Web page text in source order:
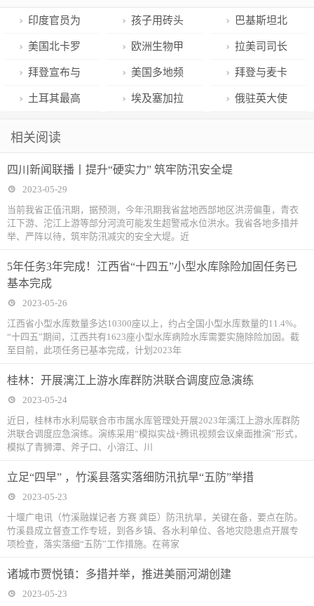
印度官员为
捞手机下令抽
水排干水库，
遭投诉后被停
孩子用砖头
敲断钟乳石装
进口袋带走，
家长面对提醒
巴基斯坦北
部山区雪崩致
11人丧生25人
受伤，包括4
美国北卡罗
来纳州一公交
车上发生枪击
欧洲生物甲
烷发展瓶颈待
解
拉美司司长
蔡伟出席加勒
比驻华使团文
拜登宣布与
美众议长麦卡
协议
美国多地频
发商店遭抢劫
拜登与麦卡
锡就提高债务
土耳其最高
埃尔多安赢得
埃及塞加拉
坊
俄驻英大使
但有两个条件
相关阅读
四川新闻联播丨提升“硬实力” 筑牢防汛安全堤
2023-05-29
当前我省正值汛期，据预测，今年汛期我省盆地西部地区洪涝偏重，青衣
江下游、沱江上游等部分河流可能发生超警戒水位洪水。我省各地多措并
举、严阵以待，筑牢防汛减灾的安全大堤。近
5年任务3年完成！江西省“十四五”小型水库除险加固任务已
基本完成
2023-05-26
江西省小型水库数量多达10300座以上，约占全国小型水库数量的11.4%。
“十四五”期间，江西共有1623座小型水库病险水库需要实施除险加固。截
至目前，此项任务已基本完成，计划2023年
桂林：开展漓江上游水库群防洪联合调度应急演练
2023-05-24
近日，桂林市水利局联合市市属水库管理处开展2023年漓江上游水库群防
洪联合调度应急演练。演练采用“模拟实战+腾讯视频会议桌面推演”形式，
模拟了青狮潭、斧子口、小溶江、川
立足“四早” ，竹溪县落实落细防汛抗旱“五防”举措
2023-05-23
十堰广电讯（竹溪融媒记者 方赛 龚臣）防汛抗旱，关键在备，要点在防。
竹溪县成立督查工作专班，到各乡镇、各水利单位、各地灾隐患点开展专
项检查，落实落细“五防”工作措施。在蒋家
诸城市贾悦镇：多措并举，推进美丽河湖创建
2023-05-23